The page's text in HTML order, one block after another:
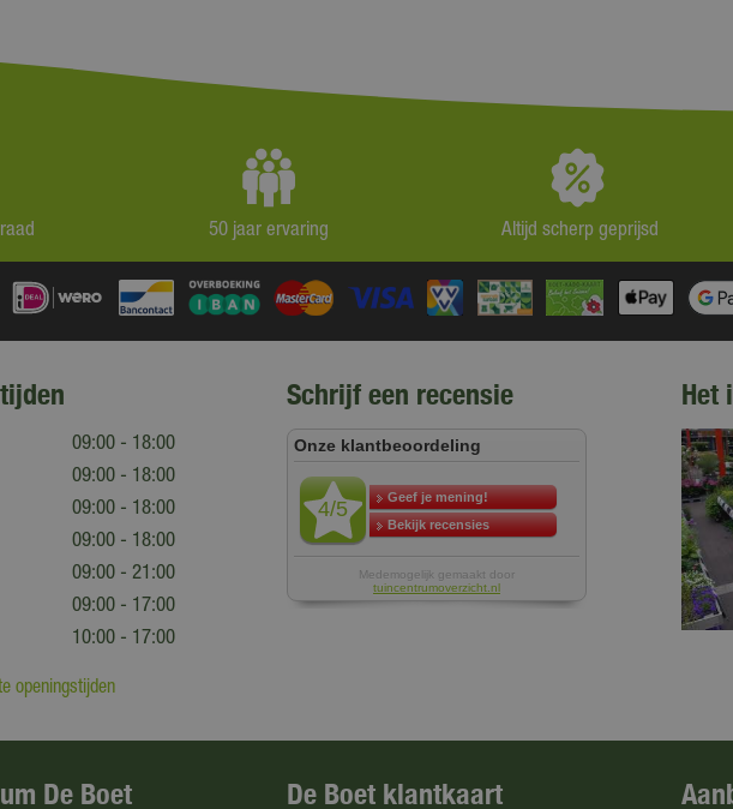
50 jaar ervaring Altijd scherp geprijsd
09:00 - 18:00
09:00 - 18:00
09:00 - 18:00
09:00 - 18:00
09:00 - 21:00
09:00 - 17:00
10:00 - 17:00
openingstijden
Het
Schrijf een recensie
De Boet De Boet klantkaart